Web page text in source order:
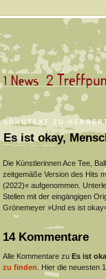
SONGTEXT ZU
Es ist okay,
Die Künstlerinnen Ace Tee,
zeitgemäße Version des Hits
(2022)« aufgenommen.
Stellen mit der eingängigen
Grönemeyer »Und es ist
14 Kommentare
Alle Kommentare zu Es ist
zu finden . Hier die neuesten